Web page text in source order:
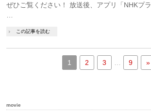
ぜひご覧ください！ 放送後、アプリ「NHKプラ
この記事を読む
1 2 3 9 »
movie